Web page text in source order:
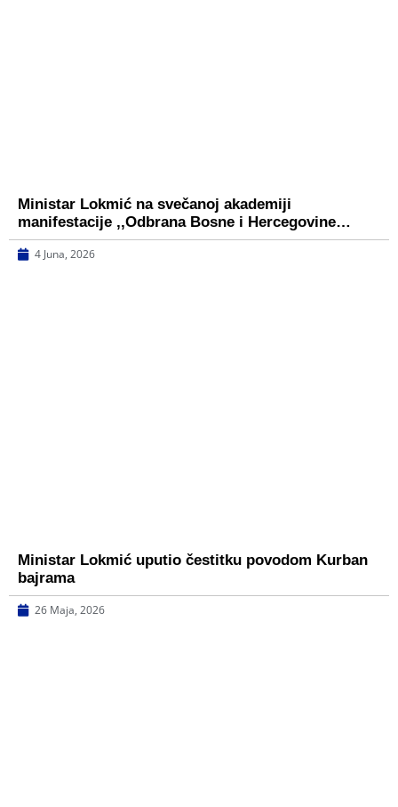
Ministar Lokmić na svečanoj akademiji
manifestacije ,,Odbrana Bosne i Hercegovine…
4 Juna, 2026
Ministar Lokmić uputio čestitku povodom Kurban
bajrama
26 Maja, 2026